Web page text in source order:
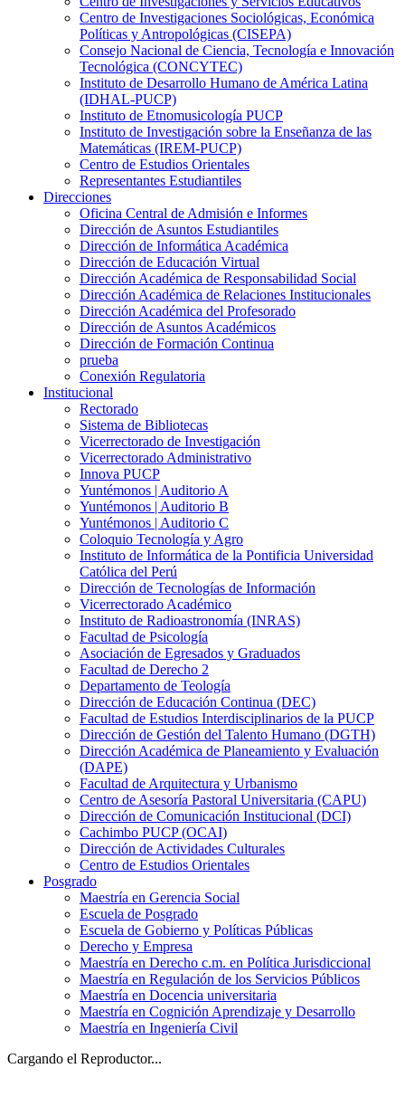
Centro de Investigaciones Sociológicas, Económica
Políticas y Antropológicas (CISEPA)
Consejo Nacional de Ciencia, Tecnología e Innovación
Tecnológica (CONCYTEC)
Instituto de Desarrollo Humano de América Latina
(IDHAL-PUCP)
Instituto de Etnomusicología PUCP
Instituto de Investigación sobre la Enseñanza de las
Matemáticas (IREM-PUCP)
Centro de Estudios Orientales
Representantes Estudiantiles
Direcciones
Oficina Central de Admisión e Informes
Dirección de Asuntos Estudiantiles
Dirección de Informática Académica
Dirección de Educación Virtual
Dirección Académica de Responsabilidad Social
Dirección Académica de Relaciones Institucionales
Dirección Académica del Profesorado
Dirección de Asuntos Académicos
Dirección de Formación Continua
prueba
Conexión Regulatoria
Institucional
Rectorado
Sistema de Bibliotecas
Vicerrectorado de Investigación
Vicerrectorado Administrativo
Innova PUCP
Yuntémonos | Auditorio A
Yuntémonos | Auditorio B
Yuntémonos | Auditorio C
Coloquio Tecnología y Agro
Instituto de Informática de la Pontificia Universidad
Católica del Perú
Dirección de Tecnologías de Información
Vicerrectorado Académico
Instituto de Radioastronomía (INRAS)
Facultad de Psicología
Asociación de Egresados y Graduados
Facultad de Derecho 2
Departamento de Teología
Dirección de Educación Continua (DEC)
Facultad de Estudios Interdisciplinarios de la PUCP
Dirección de Gestión del Talento Humano (DGTH)
Dirección Académica de Planeamiento y Evaluación
(DAPE)
Facultad de Arquitectura y Urbanismo
Centro de Asesoría Pastoral Universitaria (CAPU)
Dirección de Comunicación Institucional (DCI)
Cachimbo PUCP (OCAI)
Dirección de Actividades Culturales
Centro de Estudios Orientales
Posgrado
Maestría en Gerencia Social
Escuela de Posgrado
Escuela de Gobierno y Políticas Públicas
Derecho y Empresa
Maestría en Derecho c.m. en Política Jurisdiccional
Maestría en Regulación de los Servicios Públicos
Maestría en Docencia universitaria
Maestría en Cognición Aprendizaje y Desarrollo
Maestría en Ingeniería Civil
Cargando el Reproductor...